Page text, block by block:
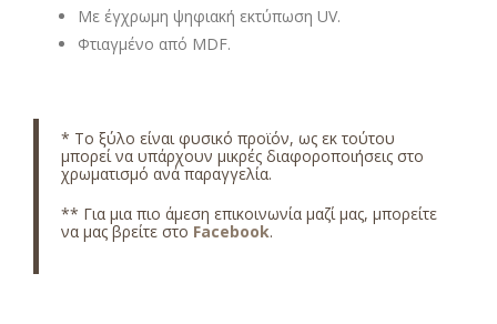
Με έγχρωμη ψηφιακή εκτύπωση UV.
Φτιαγμένο από MDF.
* Το ξύλο είναι φυσικό προϊόν, ως εκ τούτου
μπορεί να υπάρχουν μικρές διαφοροποιήσεις στο
χρωματισμό ανά παραγγελία.
** Για μια πιο άμεση επικοινωνία μαζί μας, μπορείτε
να μας βρείτε στο Facebook.